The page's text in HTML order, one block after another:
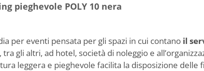
pieghevole POLY 10 nera
per eventi pensata per gli spazi in cui contano il
tra gli altri, ad hotel, società di noleggio e
leggera e pieghevole facilita la disposizione delle